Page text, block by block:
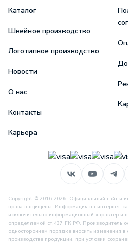
Каталог
Швейное производство
Логотипное производство
Новости
О нас
Контакты
Карьера
Copyright © 2016-2026, Официальный сайт и
права защищены. Информация на интернет-
исключительно информационный характер и
определяемой ст.437 ГК РФ. Производитель
одностороннем порядке вносить изменения в
производстве продукции, при условии